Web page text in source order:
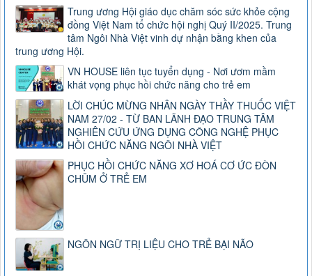
Trung ương Hội giáo dục chăm sóc sức khỏe cộng
đồng Việt Nam tổ chức hội nghị Quý II/2025. Trung
tâm Ngôi Nhà Việt vinh dự nhận bằng khen của
trung ương Hội.
VN HOUSE liên tục tuyển dụng - Nơi ươm mầm
khát vọng phục hồi chức năng cho trẻ em
LỜI CHÚC MỪNG NHÂN NGÀY THẦY THUỐC VIỆT
NAM 27/02 - TỪ BAN LÃNH ĐẠO TRUNG TÂM
NGHIÊN CỨU ỨNG DỤNG CÔNG NGHỆ PHỤC
HỒI CHỨC NĂNG NGÔI NHÀ VIỆT
PHỤC HỒI CHỨC NĂNG XƠ HOÁ CƠ ỨC ĐÒN
CHŨM Ở TRẺ EM
NGÔN NGỮ TRỊ LIỆU CHO TRẺ BẠI NÃO